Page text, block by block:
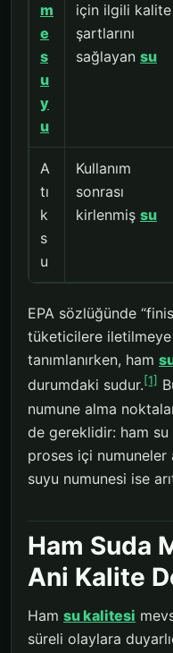
m
e
s
u
y
u
için ilgili kalite
şartlarını
sağlayan su
A
tı
k
s
u
Kullanım
sonrası
kirlenmiş su
EPA sözlüğünde
tüketicilere iletilmeye
tanımlanırken, ham
durumdaki sudur.[1]
numune alma
de gereklidir: ham
proses içi numuneler
suyu numunesi ise
Ham Suda
Ani Kalite
Ham su kalitesi
süreli olaylara